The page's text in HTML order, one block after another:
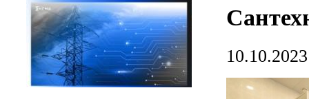
10.10.2023